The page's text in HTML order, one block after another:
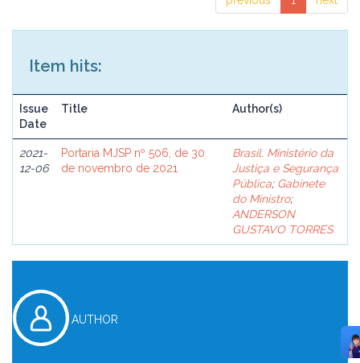
Item hits:
Issue
Date
Title Author(s)
2021-
12-06
Portaria MJSP nº 506, de 30
de novembro de 2021
Brasil. Ministério da
Justiça e Segurança
Pública; Gabinete
do Ministro;
ANDERSON
GUSTAVO TORRES
AUTHOR